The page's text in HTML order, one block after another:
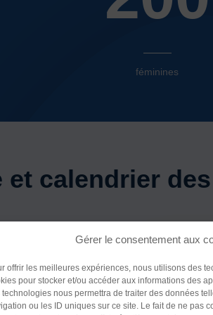
Gérer le consentement aux
offrir les meilleures expériences, nous utilisons des
pour stocker et/ou accéder aux informations des
technologies nous permettra de traiter des données
ou les ID uniques sur ce site. Le fait de ne pas
féminines
et calendrier
CHAQUE ANNÉE :
l’arc, 18m et 25m : Ces
Grand Est, etc.) et un classement
ans, avec regroupement de tous les